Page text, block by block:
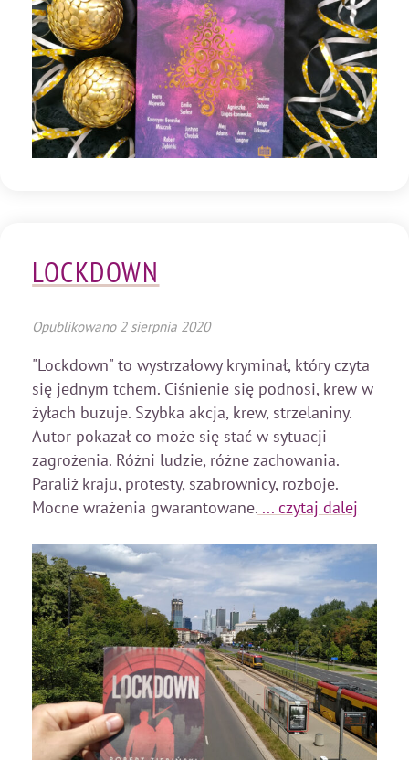
LOCKDOWN
Opublikowano 2 sierpnia 2020
"Lockdown" to wystrzałowy kryminał, który czyta
się jednym tchem. Ciśnienie się podnosi, krew w
żyłach buzuje. Szybka akcja, krew, strzelaniny.
Autor pokazał co może się stać w sytuacji
zagrożenia. Różni ludzie, różne zachowania.
Paraliż kraju, protesty, szabrownicy, rozboje.
Mocne wrażenia gwarantowane. ... czytaj dalej